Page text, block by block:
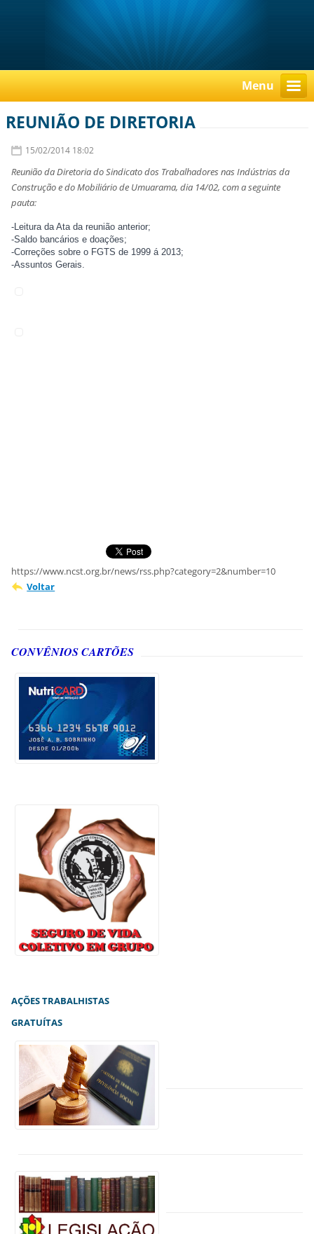
Menu
REUNIÃO DE DIRETORIA
15/02/2014 18:02
Reunião da Diretoria do Sindicato dos Trabalhadores nas Indústrias da
Construção e do Mobiliário de Umuarama, dia 14/02, com a seguinte
pauta:
-Leitura da Ata da reunião anterior;
-Saldo bancários e doações;
-Correções sobre o FGTS de 1999 á 2013;
-Assuntos Gerais.
https://www.ncst.org.br/news/rss.php?category=2&number=10
Voltar
CONVÊNIOS CARTÕES
AÇÕES TRABALHISTAS
GRATUÍTAS